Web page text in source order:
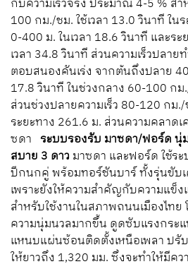
100 กม./ชม. ใช้เวลา 13.0 วินาที ใน
0-400 ม. ในเวลา 18.6 วินาที และร
เวลา 34.8 วินาที ส่วนความเร็วปลา
ตอบสนองคันเร่ง จากต้นถึงปลาย
17.8 วินาที ในช่วงกลาง 60-100 กม
ส่วนช่วงปลายความเร็ว 80-120 กม./
ระยะทาง 261.6 ม. ส่วนความคลาด
ซดา ระบบรองรับ มาซดา/ฟอร์ดนุ่
สบาย 3 ดาว มาซดา และฟอร์ด ใช้ร
ปีกนกคู่ พร้อมทอร์ชันบาร์ ทั้งรุ่นขับ
เพราะยังให้ความสำคัญกับความแข็
สำหรับใช้งานในสภาพถนนเมืองไท
ความนุ่มนวลมากขึ้น ดูดซับแรงกระ
แหนบแผ่นซ้อนติดตั้งเหนือเพลา ปรั
ให้ยาวถึง 1,320 มม. ซึ่งจะทำให้มีค